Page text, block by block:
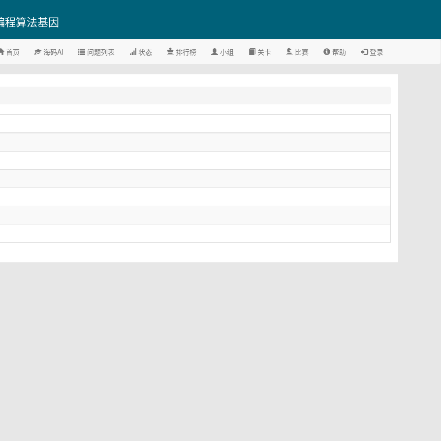
程算法基因
首页 海码AI 问题列表 状态 排行榜 小组 关卡 比赛 帮助 登录